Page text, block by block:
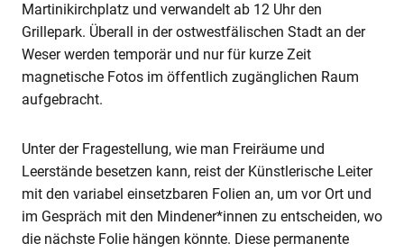
Martinikirchplatz und verwandelt ab 12 Uhr den
Grillepark. Überall in der ostwestfälischen Stadt an der
Weser werden temporär und nur für kurze Zeit
magnetische Fotos im öffentlich zugänglichen Raum
aufgebracht.
Unter der Fragestellung, wie man Freiräume und
Leerstände besetzen kann, reist der Künstlerische Leiter
mit den variabel einsetzbaren Folien an, um vor Ort und
im Gespräch mit den Mindener*innen zu entscheiden, wo
die nächste Folie hängen könnte. Diese permanente